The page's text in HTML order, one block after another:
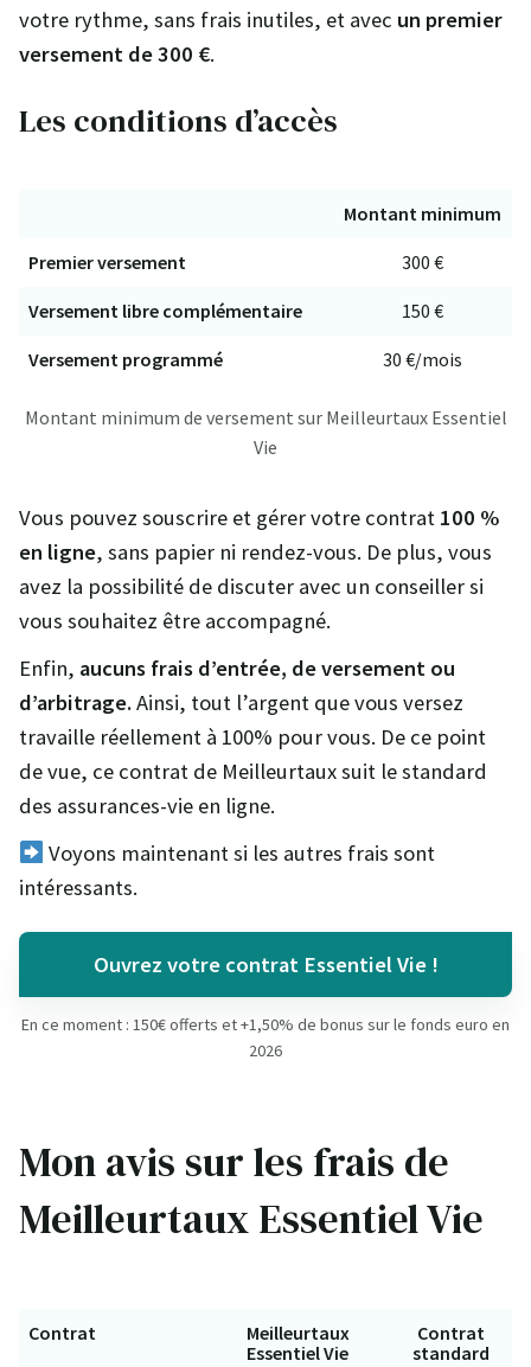
votre rythme, sans frais inutiles, et avec un premier
versement de 300 €.
Les conditions d’accès
Montant minimum
Premier versement 300 €
Versement libre complémentaire 150 €
Versement programmé 30 €/mois
Montant minimum de versement sur Meilleurtaux Essentiel
Vie
Vous pouvez souscrire et gérer votre contrat 100 %
en ligne, sans papier ni rendez-vous. De plus, vous
avez la possibilité de discuter avec un conseiller si
vous souhaitez être accompagné.
Enfin, aucuns frais d’entrée, de versement ou
d’arbitrage.Ainsi, tout l’argent que vous versez
travaille réellement à 100% pour vous. De ce point
de vue, ce contrat de Meilleurtaux suit le standard
des assurances-vie en ligne.
Voyons maintenant si les autres frais sont
intéressants.
Ouvrez votre contrat Essentiel Vie !
En ce moment : 150€ offerts et +1,50% de bonus sur le fonds euro en
2026
Mon avis sur les frais de
Meilleurtaux Essentiel Vie
Contrat
Meilleurtaux
Essentiel Vie
Contrat
standard